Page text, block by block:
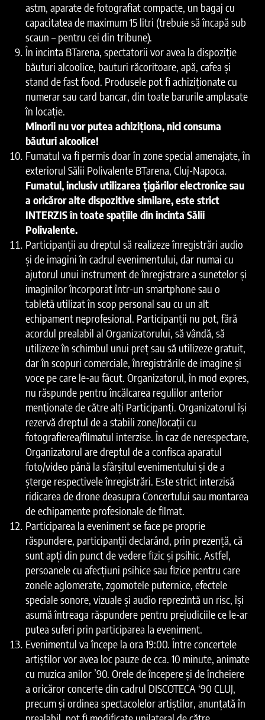
astm, aparate de fotografiat compacte, un bagaj cu
capacitatea de maximum 15 litri (trebuie să încapă sub
scaun – pentru cei din tribune).
În incinta BTarena, spectatorii vor avea la dispoziție
băuturi alcoolice, bauturi răcoritoare, apă, cafea și
stand de fast food. Produsele pot fi achiziționate cu
numerar sau card bancar, din toate barurile amplasate
în locație.
Minorii nu vor putea achiziționa, nici consuma
băuturi alcoolice!
Fumatul va fi permis doar în zone special amenajate, în
exteriorul Sălii Polivalente BTarena, Cluj-Napoca.
Fumatul, inclusiv utilizarea țigărilor electronice sau
a oricăror alte dispozitive similare, este strict
INTERZIS în toate spațiile din incinta Sălii
Polivalente.
Participanții au dreptul să realizeze înregistrări audio
și de imagini în cadrul evenimentului, dar numai cu
ajutorul unui instrument de înregistrare a sunetelor și
imaginilor încorporat într-un smartphone sau o
tabletă utilizat în scop personal sau cu un alt
echipament neprofesional. Participanții nu pot, fără
acordul prealabil al Organizatorului, să vândă, să
utilizeze în schimbul unui preț sau să utilizeze gratuit,
dar în scopuri comerciale, înregistrările de imagine și
voce pe care le-au făcut. Organizatorul, în mod expres,
nu răspunde pentru încălcarea regulilor anterior
menționate de către alți Participanți. Organizatorul își
rezervă dreptul de a stabili zone/locații cu
fotografierea/filmatul interzise. În caz de nerespectare,
Organizatorul are dreptul de a confisca aparatul
foto/video până la sfârșitul evenimentului și de a
șterge respectivele înregistrări. Este strict interzisă
ridicarea de drone deasupra Concertului sau montarea
de echipamente profesionale de filmat.
Participarea la eveniment se face pe proprie
răspundere, participanții declarând, prin prezență, că
sunt apți din punct de vedere fizic și psihic. Astfel,
persoanele cu afecțiuni psihice sau fizice pentru care
zonele aglomerate, zgomotele puternice, efectele
speciale sonore, vizuale şi audio reprezintă un risc, își
asumă întreaga răspundere pentru prejudiciile ce le-ar
putea suferi prin participarea la eveniment.
Evenimentul va începe la ora 19:00. Între concertele
artiștilor vor avea loc pauze de cca. 10 minute, animate
cu muzica anilor ’90. Orele de începere și de încheiere
a oricăror concerte din cadrul DISCOTECA ‘90 CLUJ,
precum și ordinea spectacolelor artiștilor, anunțată în